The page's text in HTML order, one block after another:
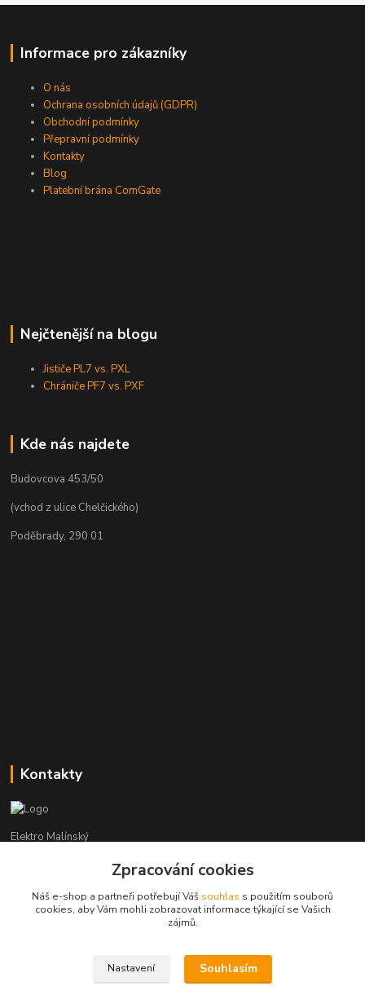
Informace pro zákazníky
O nás
Ochrana osobních údajů (GDPR)
Obchodní podmínky
Přepravní podmínky
Kontakty
Blog
Platební brána ComGate
Nejčtenější na blogu
Jističe PL7 vs. PXL
Chrániče PF7 vs. PXF
Kde nás najdete
Budovcova 453/50
(vchod z ulice Chelčického)
Poděbrady, 290 01
Kontakty
Elektro Malínský
+420 608 255 160
(Po-Čt - 8:30-16:00, Pá - 8:30-14:00)
Zpracování cookies
Náš e-shop a partneři potřebují Váš souhlas s použitím souborů
cookies, aby Vám mohli zobrazovat informace týkající se Vašich
zájmů.
Nastavení Souhlasím